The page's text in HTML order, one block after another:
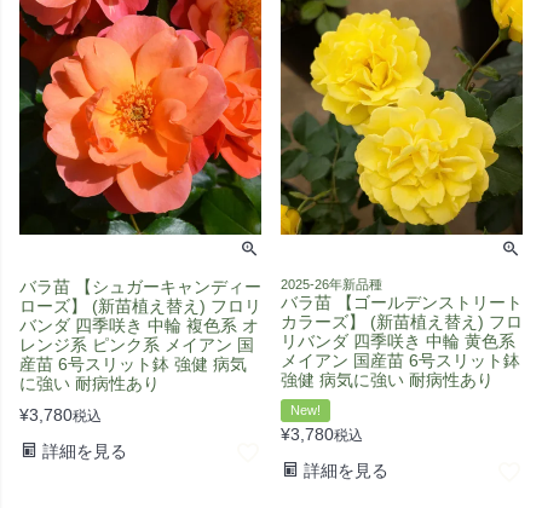
バラ苗 【シュガーキャンディー
ローズ】 (新苗植え替え) フロリ
バンダ 四季咲き 中輪 複色系 オ
レンジ系 ピンク系 メイアン 国
産苗 6号スリット鉢 強健 病気
に強い 耐病性あり
¥3,780税込
詳細を見る
2025-26年新品種
バラ苗 【ゴールデンストリート
カラーズ】 (新苗植え替え) フロ
リバンダ 四季咲き 中輪 黄色系
メイアン 国産苗 6号スリット鉢
強健 病気に強い 耐病性あり
New!
¥3,780税込
詳細を見る